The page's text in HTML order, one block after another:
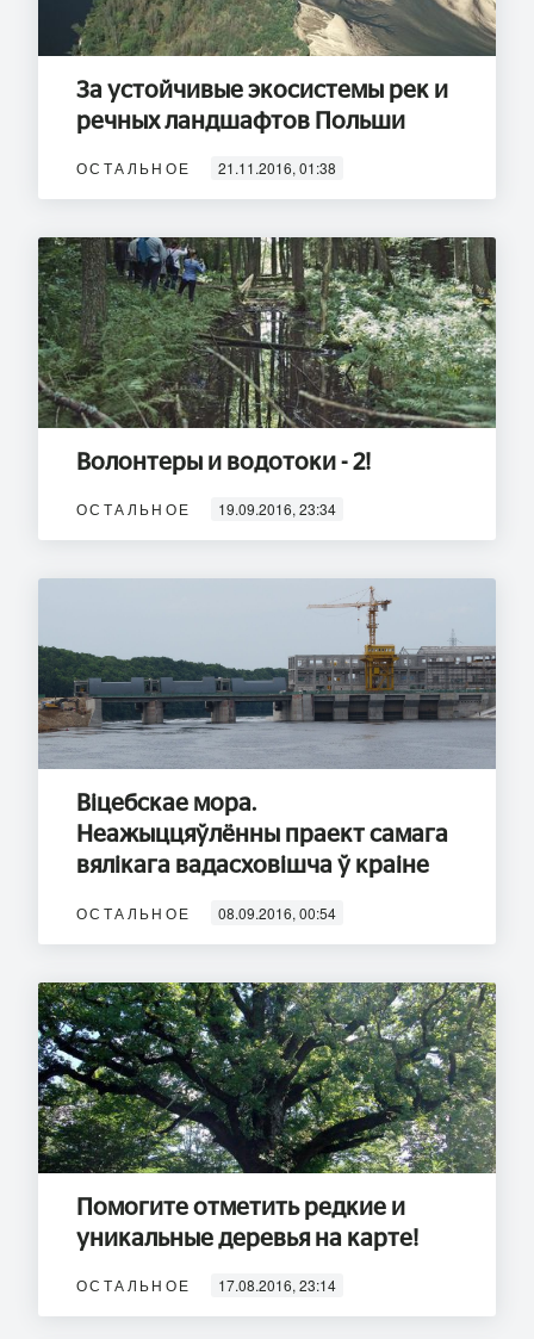
За устойчивые экосистемы рек и
речных ландшафтов Польши
ОСТАЛЬНОЕ 21.11.2016, 01:38
Волонтеры и водотоки - 2!
ОСТАЛЬНОЕ 19.09.2016, 23:34
Віцебскае мора.
Неажыццяўлённы праект самага
вялікага вадасховішча ў краіне
ОСТАЛЬНОЕ 08.09.2016, 00:54
Помогите отметить редкие и
уникальные деревья на карте!
ОСТАЛЬНОЕ 17.08.2016, 23:14